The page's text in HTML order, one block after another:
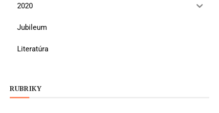
2020
Jubileum
Literatúra
RUBRIKY